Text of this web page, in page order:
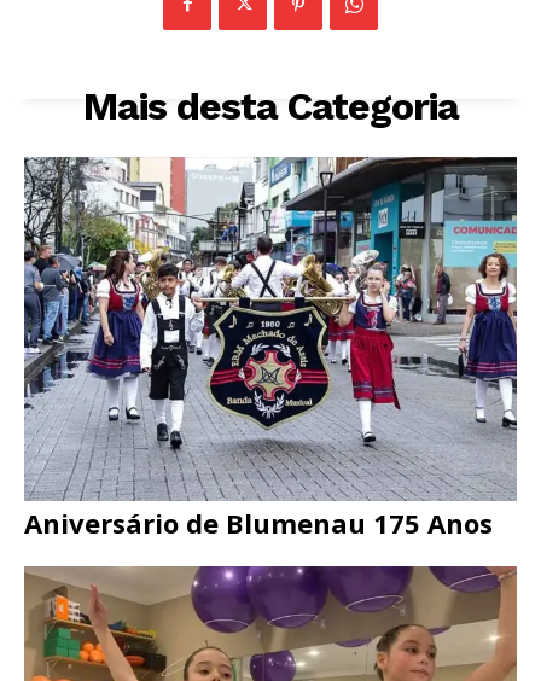
Mais desta Categoria
Aniversário de Blumenau 175 Anos